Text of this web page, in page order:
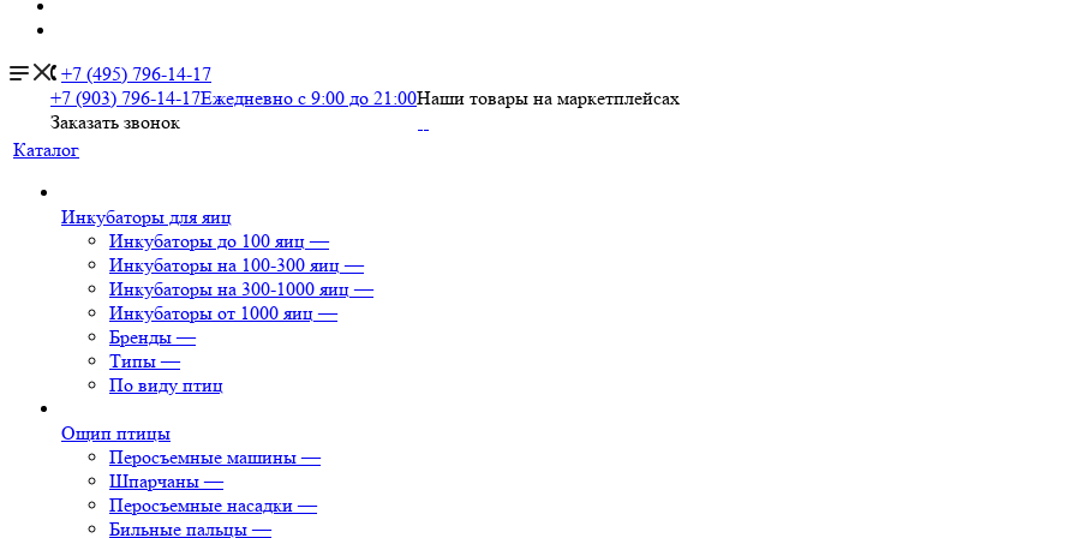
+7 (495) 796-14-17
+7 (903) 796-14-17Ежедневно с 9:00 до 21:00
Заказать звонок
Наши товары на маркетплейсах
Каталог
Инкубаторы для яиц
Инкубаторы до 100 яиц —
Инкубаторы на 100-300 яиц —
Инкубаторы на 300-1000 яиц —
Инкубаторы от 1000 яиц —
Бренды —
Типы —
По виду птиц
Ощип птицы
Перосъемные машины —
Шпарчаны —
Перосъемные насадки —
Бильные пальцы —